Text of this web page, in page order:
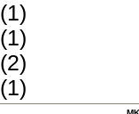
(1)
(1)
(2)
(1)